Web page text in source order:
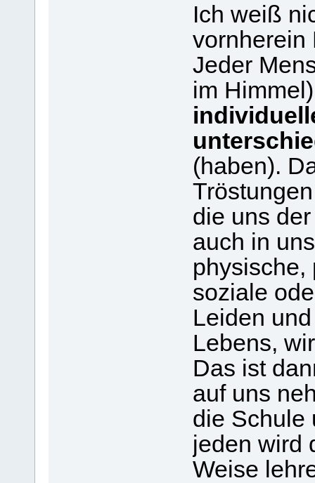
Ich weiß
vornherein
Jeder
im
(haben).
die uns
auch in
physische,
soziale
Leiden
Lebens,
Das ist
auf uns
die Schule
jeden wird
Weise